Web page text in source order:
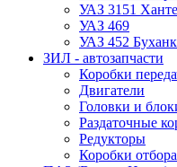
УАЗ 3151
УАЗ 469
УАЗ 452
ЗИЛ - автозапчасти
Коробки
Двигатели
Головки и
Раздаточные
Редукторы
Коробки